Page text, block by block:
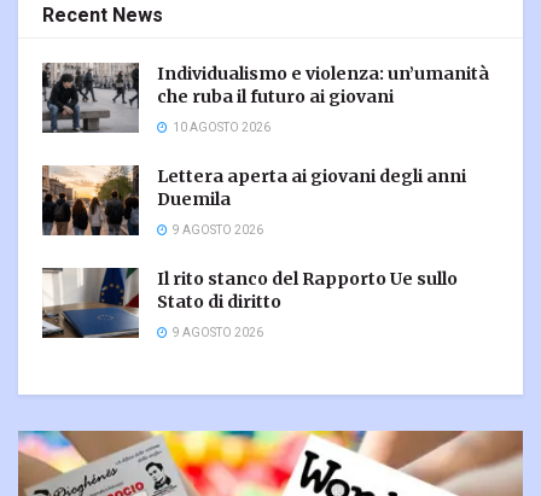
Recent News
Individualismo e violenza: un’umanità
che ruba il futuro ai giovani
10 AGOSTO 2026
Lettera aperta ai giovani degli anni
Duemila
9 AGOSTO 2026
Il rito stanco del Rapporto Ue sullo
Stato di diritto
9 AGOSTO 2026